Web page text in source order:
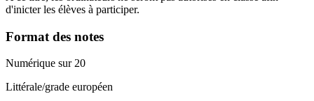
d'inicter les élèves à participer.
Format des notes
Numérique sur 20
Littérale/grade européen